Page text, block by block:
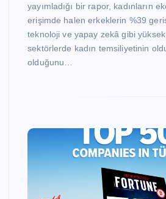
yayımladığı bir rapor, kadınların
erişimde halen erkeklerin %39
teknoloji ve yapay zekâ gibi
sektörlerde kadın temsiliyetinin
olduğunu…